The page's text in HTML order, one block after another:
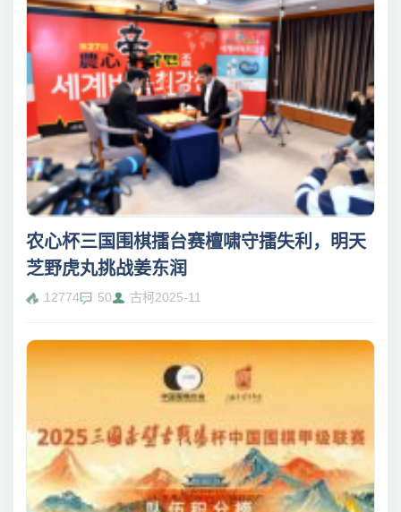
农心杯三国围棋擂台赛檀啸守擂失利，明天
芝野虎丸挑战姜东润
12774 50 古柯2025-11